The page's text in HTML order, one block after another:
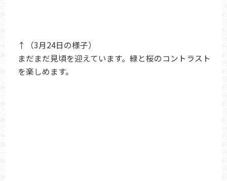
↑（3月24日の様子）
まだまだ見頃を迎えています。緑と桜のコントラスト
を楽しめます。